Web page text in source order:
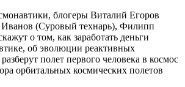
блогеры Виталий Егоров
(Суровый технарь), Филипп
о том, как заработать деньги
об эволюции реактивных
полет первого человека в космос
орбитальных космических полетов